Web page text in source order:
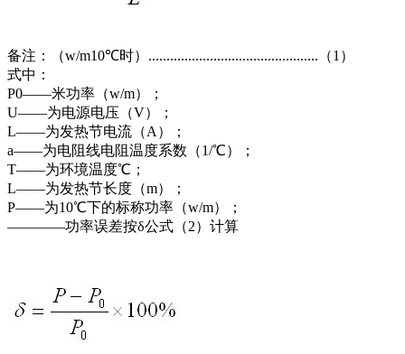
备注：（w/m10℃时）...............................................（1）
式中：
P0——米功率（w/m）；
U——为电源电压（V）；
L——为发热节电流（A）；
a——为电阻线电阻温度系数（1/℃）；
T——为环境温度℃；
L——为发热节长度（m）；
P——为10℃下的标称功率（w/m）；
————功率误差按δ公式（2）计算